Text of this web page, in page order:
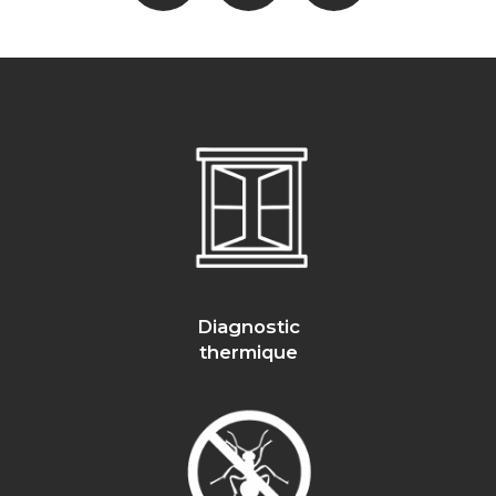
Diagnostic
thermique